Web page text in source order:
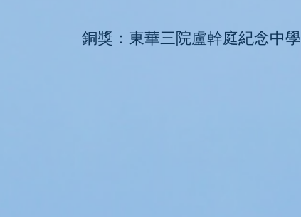
銅獎：東華三院盧幹庭紀念中學